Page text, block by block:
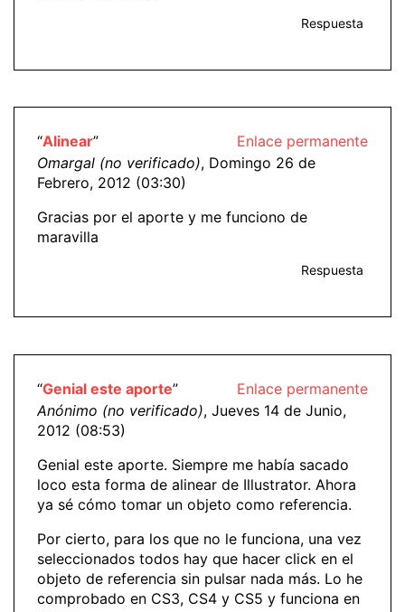
Respuesta
Enlace permanente
“Alinear”
Omargal (no verificado), Domingo 26 de
Febrero, 2012 (03:30)
Gracias por el aporte y me funciono de
maravilla
Respuesta
Enlace permanente
“Genial este aporte”
Anónimo (no verificado), Jueves 14 de Junio,
2012 (08:53)
Genial este aporte. Siempre me había sacado
loco esta forma de alinear de Illustrator. Ahora
ya sé cómo tomar un objeto como referencia.
Por cierto, para los que no le funciona, una vez
seleccionados todos hay que hacer click en el
objeto de referencia sin pulsar nada más. Lo he
comprobado en CS3, CS4 y CS5 y funciona en